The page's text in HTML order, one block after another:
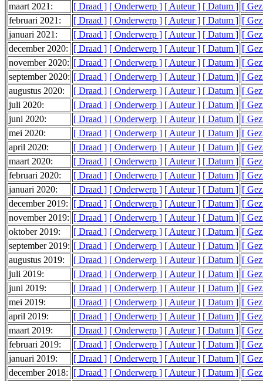
maart 2021:
[ Draad ] [ Onderwerp ] [ Auteur ] [ Datum ] [
februari 2021:
[ Draad ] [ Onderwerp ] [ Auteur ] [ Datum ] [
januari 2021:
[ Draad ] [ Onderwerp ] [ Auteur ] [ Datum ] [
december 2020:
[ Draad ] [ Onderwerp ] [ Auteur ] [ Datum ] [
november 2020: [ Draad ] [ Onderwerp ] [ Auteur ] [ Datum ] [
september 2020: [ Draad ] [ Onderwerp ] [ Auteur ] [ Datum ] [
augustus 2020:
[ Draad ] [ Onderwerp ] [ Auteur ] [ Datum ] [
juli 2020:
[ Draad ] [ Onderwerp ] [ Auteur ] [ Datum ] [
juni 2020:
[ Draad ] [ Onderwerp ] [ Auteur ] [ Datum ] [
mei 2020:
[ Draad ] [ Onderwerp ] [ Auteur ] [ Datum ] [
april 2020:
[ Draad ] [ Onderwerp ] [ Auteur ] [ Datum ] [
maart 2020:
[ Draad ] [ Onderwerp ] [ Auteur ] [ Datum ] [
februari 2020:
[ Draad ] [ Onderwerp ] [ Auteur ] [ Datum ] [
januari 2020:
[ Draad ] [ Onderwerp ] [ Auteur ] [ Datum ] [
december 2019:
[ Draad ] [ Onderwerp ] [ Auteur ] [ Datum ] [
november 2019: [ Draad ] [ Onderwerp ] [ Auteur ] [ Datum ] [
oktober 2019:
[ Draad ] [ Onderwerp ] [ Auteur ] [ Datum ] [
september 2019: [ Draad ] [ Onderwerp ] [ Auteur ] [ Datum ] [
augustus 2019:
[ Draad ] [ Onderwerp ] [ Auteur ] [ Datum ] [
juli 2019:
[ Draad ] [ Onderwerp ] [ Auteur ] [ Datum ] [
juni 2019:
[ Draad ] [ Onderwerp ] [ Auteur ] [ Datum ] [
mei 2019:
[ Draad ] [ Onderwerp ] [ Auteur ] [ Datum ] [
april 2019:
[ Draad ] [ Onderwerp ] [ Auteur ] [ Datum ] [
maart 2019:
[ Draad ] [ Onderwerp ] [ Auteur ] [ Datum ] [
februari 2019:
[ Draad ] [ Onderwerp ] [ Auteur ] [ Datum ] [
januari 2019:
[ Draad ] [ Onderwerp ] [ Auteur ] [ Datum ] [
december 2018:
[ Draad ] [ Onderwerp ] [ Auteur ] [ Datum ] [